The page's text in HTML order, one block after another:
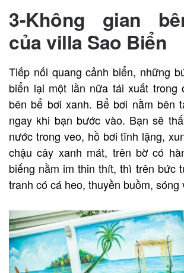
3-Không gian
của villa Sao Biển
Tiếp nối quang cảnh biển, những
biển lại một lần nữa tái xuất trong
bên bể bơi xanh. Bể bơi nằm bên
ngay khi bạn bước vào. Bạn sẽ
nước trong veo, hồ bơi tĩnh lặng,
chậu cây xanh mát, trên bờ có
biếng nằm im thin thít, thì trên bức
tranh có cá heo, thuyền buồm,